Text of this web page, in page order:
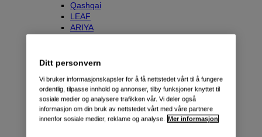
Qashqai
LEAF
ARIYA
e-NV200 Evalia
Ditt personvern
Vi bruker informasjonskapsler for å få nettstedet vårt til å fungere
ordentlig, tilpasse innhold og annonser, tilby funksjoner knyttet til
sosiale medier og analysere trafikken vår. Vi deler også
informasjon om din bruk av nettstedet vårt med våre partnere
innenfor sosiale medier, reklame og analyse. Mer informasjon